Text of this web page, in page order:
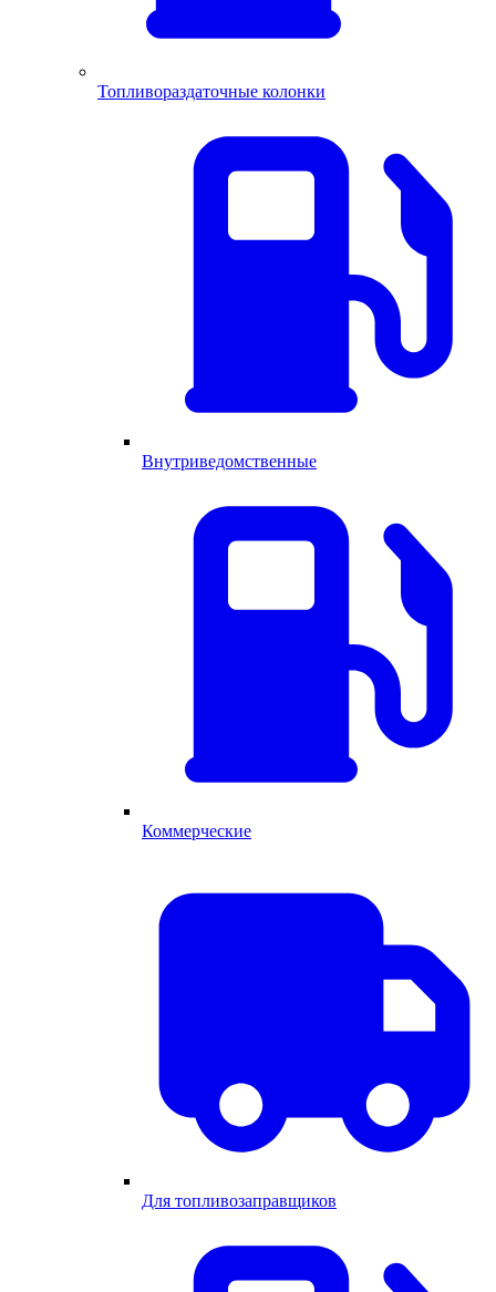
Топливораздаточные колонки
Внутриведомственные
Коммерческие
Для топливозаправщиков